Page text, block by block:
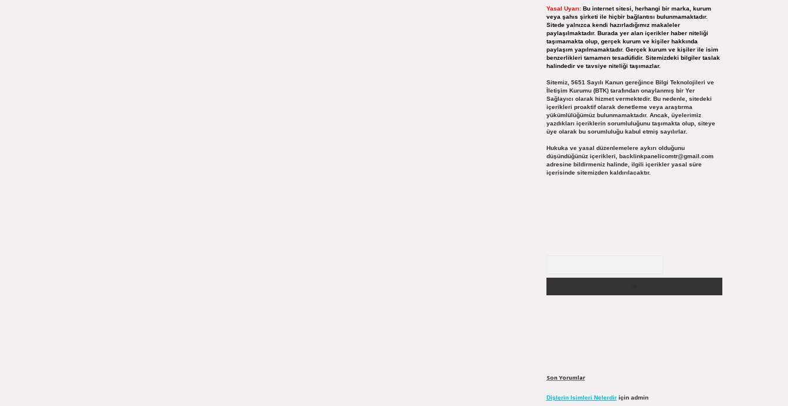
Yasal Uyarı: Bu internet sitesi, herhangi bir marka, kurum
veya şahıs şirketi ile hiçbir bağlantısı bulunmamaktadır.
Sitede yalnızca kendi hazırladığımız makaleler
paylaşılmaktadır. Burada yer alan içerikler haber niteliği
taşımamakta olup, gerçek kurum ve kişiler hakkında
paylaşım yapılmamaktadır. Gerçek kurum ve kişiler ile isim
benzerlikleri tamamen tesadüfidir. Sitemizdeki bilgiler taslak
halindedir ve tavsiye niteliği taşımazlar.
Sitemiz, 5651 Sayılı Kanun gereğince Bilgi Teknolojileri ve
İletişim Kurumu (BTK) tarafından onaylanmış bir Yer
Sağlayıcı olarak hizmet vermektedir. Bu nedenle, sitedeki
içerikleri proaktif olarak denetleme veya araştırma
yükümlülüğümüz bulunmamaktadır. Ancak, üyelerimiz
yazdıkları içeriklerin sorumluluğunu taşımakta olup, siteye
üye olarak bu sorumluluğu kabul etmiş sayılırlar.
Hukuka ve yasal düzenlemelere aykırı olduğunu
düşündüğünüz içerikleri, backlinkpanelicomtr@gmail.com
adresine bildirmeniz halinde, ilgili içerikler yasal süre
içerisinde sitemizden kaldırılacaktır.
Son Yorumlar
Dişlerin Isimleri Nelerdiriçin admin